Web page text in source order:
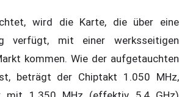
wird die Karte, die über eine
verfügt, mit einer werksseitigen
kommen. Wie der aufgetauchten
beträgt der Chiptakt 1.050 MHz,